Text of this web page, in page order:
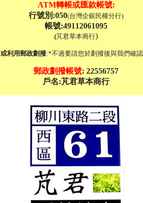
ATM轉帳或匯款帳號:
行號別:050(台灣企銀民權分行)
帳號:49112061095
(芃君草本商行)
或利用郵政劃撥:*不過要請您於劃撥後與我們確
郵政劃撥帳號: 22556757
戶名:芃君草本商行